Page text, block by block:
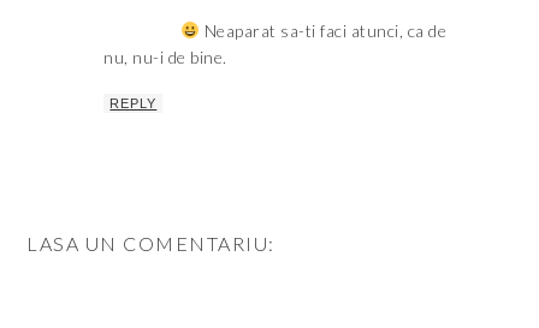
Neaparat sa-ti faci atunci, ca de
nu, nu-i de bine.
REPLY
LASA UN COMENTARIU: